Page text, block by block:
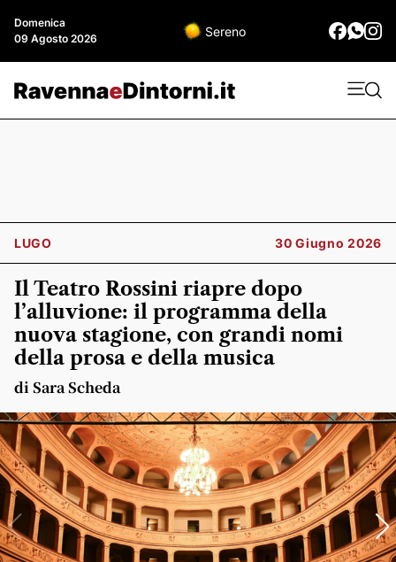
Domenica
09 Agosto 2026
Sereno
LUGO 30 Giugno 2026
Il Teatro Rossini riapre dopo
l’alluvione: il programma della
nuova stagione, con grandi nomi
della prosa e della musica
di Sara Scheda